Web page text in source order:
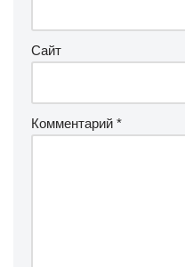
Сайт
Комментарий *